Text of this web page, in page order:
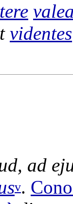
videntes
ad
v.